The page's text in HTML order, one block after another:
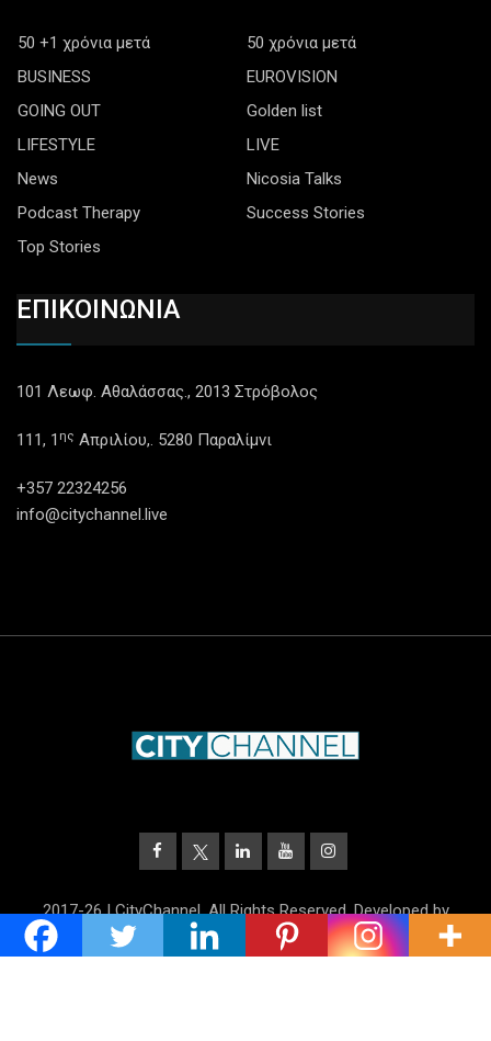
50 +1 χρόνια μετά
50 χρόνια μετά
BUSINESS
EUROVISION
GOING OUT
Golden list
LIFESTYLE
LIVE
News
Nicosia Talks
Podcast Therapy
Success Stories
Top Stories
ΕΠΙΚΟΙΝΩΝΙΑ
101 Λεωφ. Αθαλάσσας., 2013 Στρόβολος
111, 1 ης Απριλίου,. 5280 Παραλίμνι
+357 22324256
info@citychannel.live
2017-26 | CityChannel. All Rights Reserved. Developed by
UnitrustMedia